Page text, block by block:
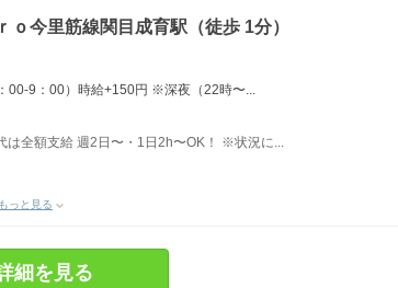
今里筋線関目成育駅（徒歩 1分）
00-9：00）時給+150円 ※深夜（22時〜...
全額支給 週2日〜・1日2h〜OK！ ※状況に...
もっと見る
細を見る